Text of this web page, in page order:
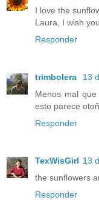
I love the
Laura, I wish
Responder
trimbolera
13
Menos mal
esto parece
Responder
TexWisGirl 13
the sunflowers
Responder